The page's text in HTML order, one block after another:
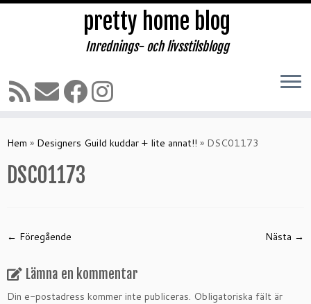
till
pretty home blog
Inrednings- och livsstilsblogg
Hem » Designers Guild kuddar + lite annat!! » DSC01173
DSC01173
← Föregående Nästa →
Lämna en kommentar
Din e-postadress kommer inte publiceras. Obligatoriska fält är